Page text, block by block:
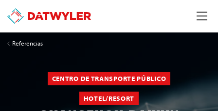
Referencias
CENTRO DE TRANSPORTE PÚBLICO
HOTEL/RESORT